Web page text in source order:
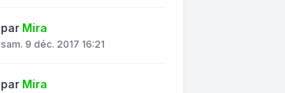
par Mira
sam. 9 déc. 2017 16:21
par Mira